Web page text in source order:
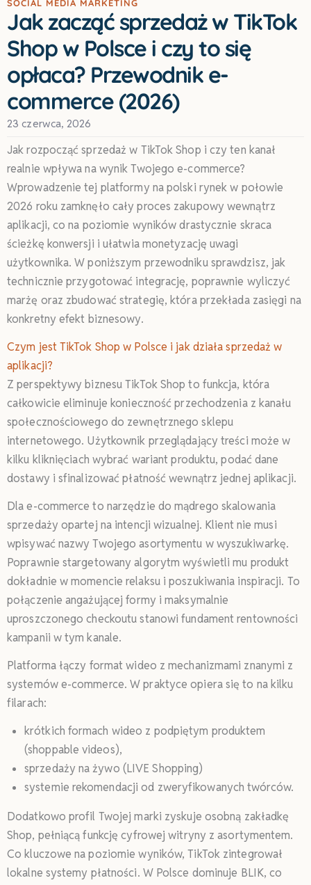
SOCIAL MEDIA MARKETING
Jak zacząć sprzedaż w TikTok
Shop w Polsce i czy to się
opłaca? Przewodnik e-
commerce (2026)
23 czerwca, 2026
Jak rozpocząć sprzedaż w TikTok Shop i czy ten kanał
realnie wpływa na wynik Twojego e-commerce?
Wprowadzenie tej platformy na polski rynek w połowie
2026 roku zamknęło cały proces zakupowy wewnątrz
aplikacji, co na poziomie wyników drastycznie skraca
ścieżkę konwersji i ułatwia monetyzację uwagi
użytkownika. W poniższym przewodniku sprawdzisz, jak
technicznie przygotować integrację, poprawnie wyliczyć
marżę oraz zbudować strategię, która przekłada zasięgi na
konkretny efekt biznesowy.
Czym jest TikTok Shop w Polsce i jak działa sprzedaż w
aplikacji?
Z perspektywy biznesu TikTok Shop to funkcja, która
całkowicie eliminuje konieczność przechodzenia z kanału
społecznościowego do zewnętrznego sklepu
internetowego. Użytkownik przeglądający treści może w
kilku kliknięciach wybrać wariant produktu, podać dane
dostawy i sfinalizować płatność wewnątrz jednej aplikacji.
Dla e-commerce to narzędzie do mądrego skalowania
sprzedaży opartej na intencji wizualnej. Klient nie musi
wpisywać nazwy Twojego asortymentu w wyszukiwarkę.
Poprawnie stargetowany algorytm wyświetli mu produkt
dokładnie w momencie relaksu i poszukiwania inspiracji. To
połączenie angażującej formy i maksymalnie
uproszczonego checkoutu stanowi fundament rentowności
kampanii w tym kanale.
Platforma łączy format wideo z mechanizmami znanymi z
systemów e-commerce. W praktyce opiera się to na kilku
filarach:
krótkich formach wideo z podpiętym produktem
(shoppable videos),
sprzedaży na żywo (LIVE Shopping)
systemie rekomendacji od zweryfikowanych twórców.
Dodatkowo profil Twojej marki zyskuje osobną zakładkę
Shop, pełniącą funkcję cyfrowej witryny z asortymentem.
Co kluczowe na poziomie wyników, TikTok zintegrował
lokalne systemy płatności. W Polsce dominuje BLIK, co